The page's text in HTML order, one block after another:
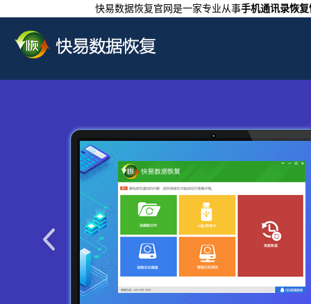
快易数据恢复官网是一家专业从事手机通讯录恢